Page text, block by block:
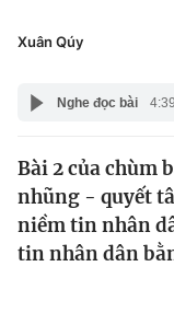
Pháp luật
Y tế
Thế giới
Tin tức
Thế giới đó đây
Kinh tế
Công nghệ
Xuân Qúy
Nghe đọc bài 4:39
Bài 2 của chùm
nhũng - quyết
niềm tin nhân
tin nhân dân